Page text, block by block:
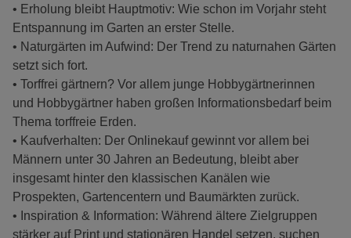
• Erholung bleibt Hauptmotiv: Wie schon im Vorjahr steht
Entspannung im Garten an erster Stelle.
• Naturgärten im Aufwind: Der Trend zu naturnahen Gärten
setzt sich fort.
• Torffrei gärtnern? Vor allem junge Hobbygärtnerinnen
und Hobbygärtner haben großen Informationsbedarf beim
Thema torffreie Erden.
• Kaufverhalten: Der Onlinekauf gewinnt vor allem bei
Männern unter 30 Jahren an Bedeutung, bleibt aber
insgesamt hinter den klassischen Kanälen wie
Prospekten, Gartencentern und Baumärkten zurück.
• Inspiration & Information: Während ältere Zielgruppen
stärker auf Print und stationären Handel setzen, suchen